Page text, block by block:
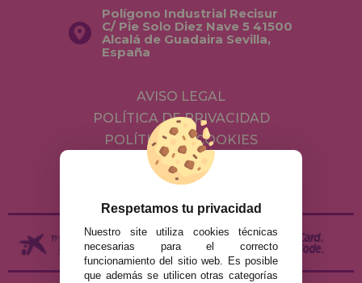
Polígono Industrial Recisur
C/ Pie Solo Diez Nave 5 41500
Alcalá de Guadaira Sevilla,
España
AVISO LEGAL
POLÍTICA DE PRIVACIDAD
POLÍTICA DE COOKIES
ENVÍOS Y DEVOLUCIONES
DEVOLUCIONES / DESISTIMIENTO
Respetamos tu privacidad
Nuestro site utiliza cookies técnicas
necesarias para el correcto
funcionamiento del sitio web. Es posible
que además se utilicen otras categorías